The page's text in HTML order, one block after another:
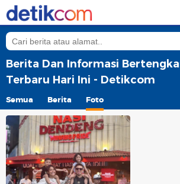
Berita Dan Informasi
Terbaru Hari Ini - Detikcom
Semua Berita Foto